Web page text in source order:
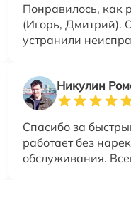
Понравилось, как
(Игорь, Дмитрий).
устранили
Никулин
Спасибо за
работает без
обслуживания.